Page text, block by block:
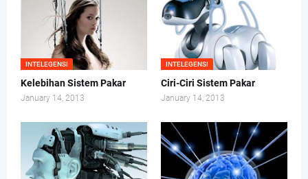
INTELEGENSI
Kelebihan Sistem Pakar
January 14, 2013
INTELEGENSI
Ciri-Ciri Sistem Pakar
January 14, 2013